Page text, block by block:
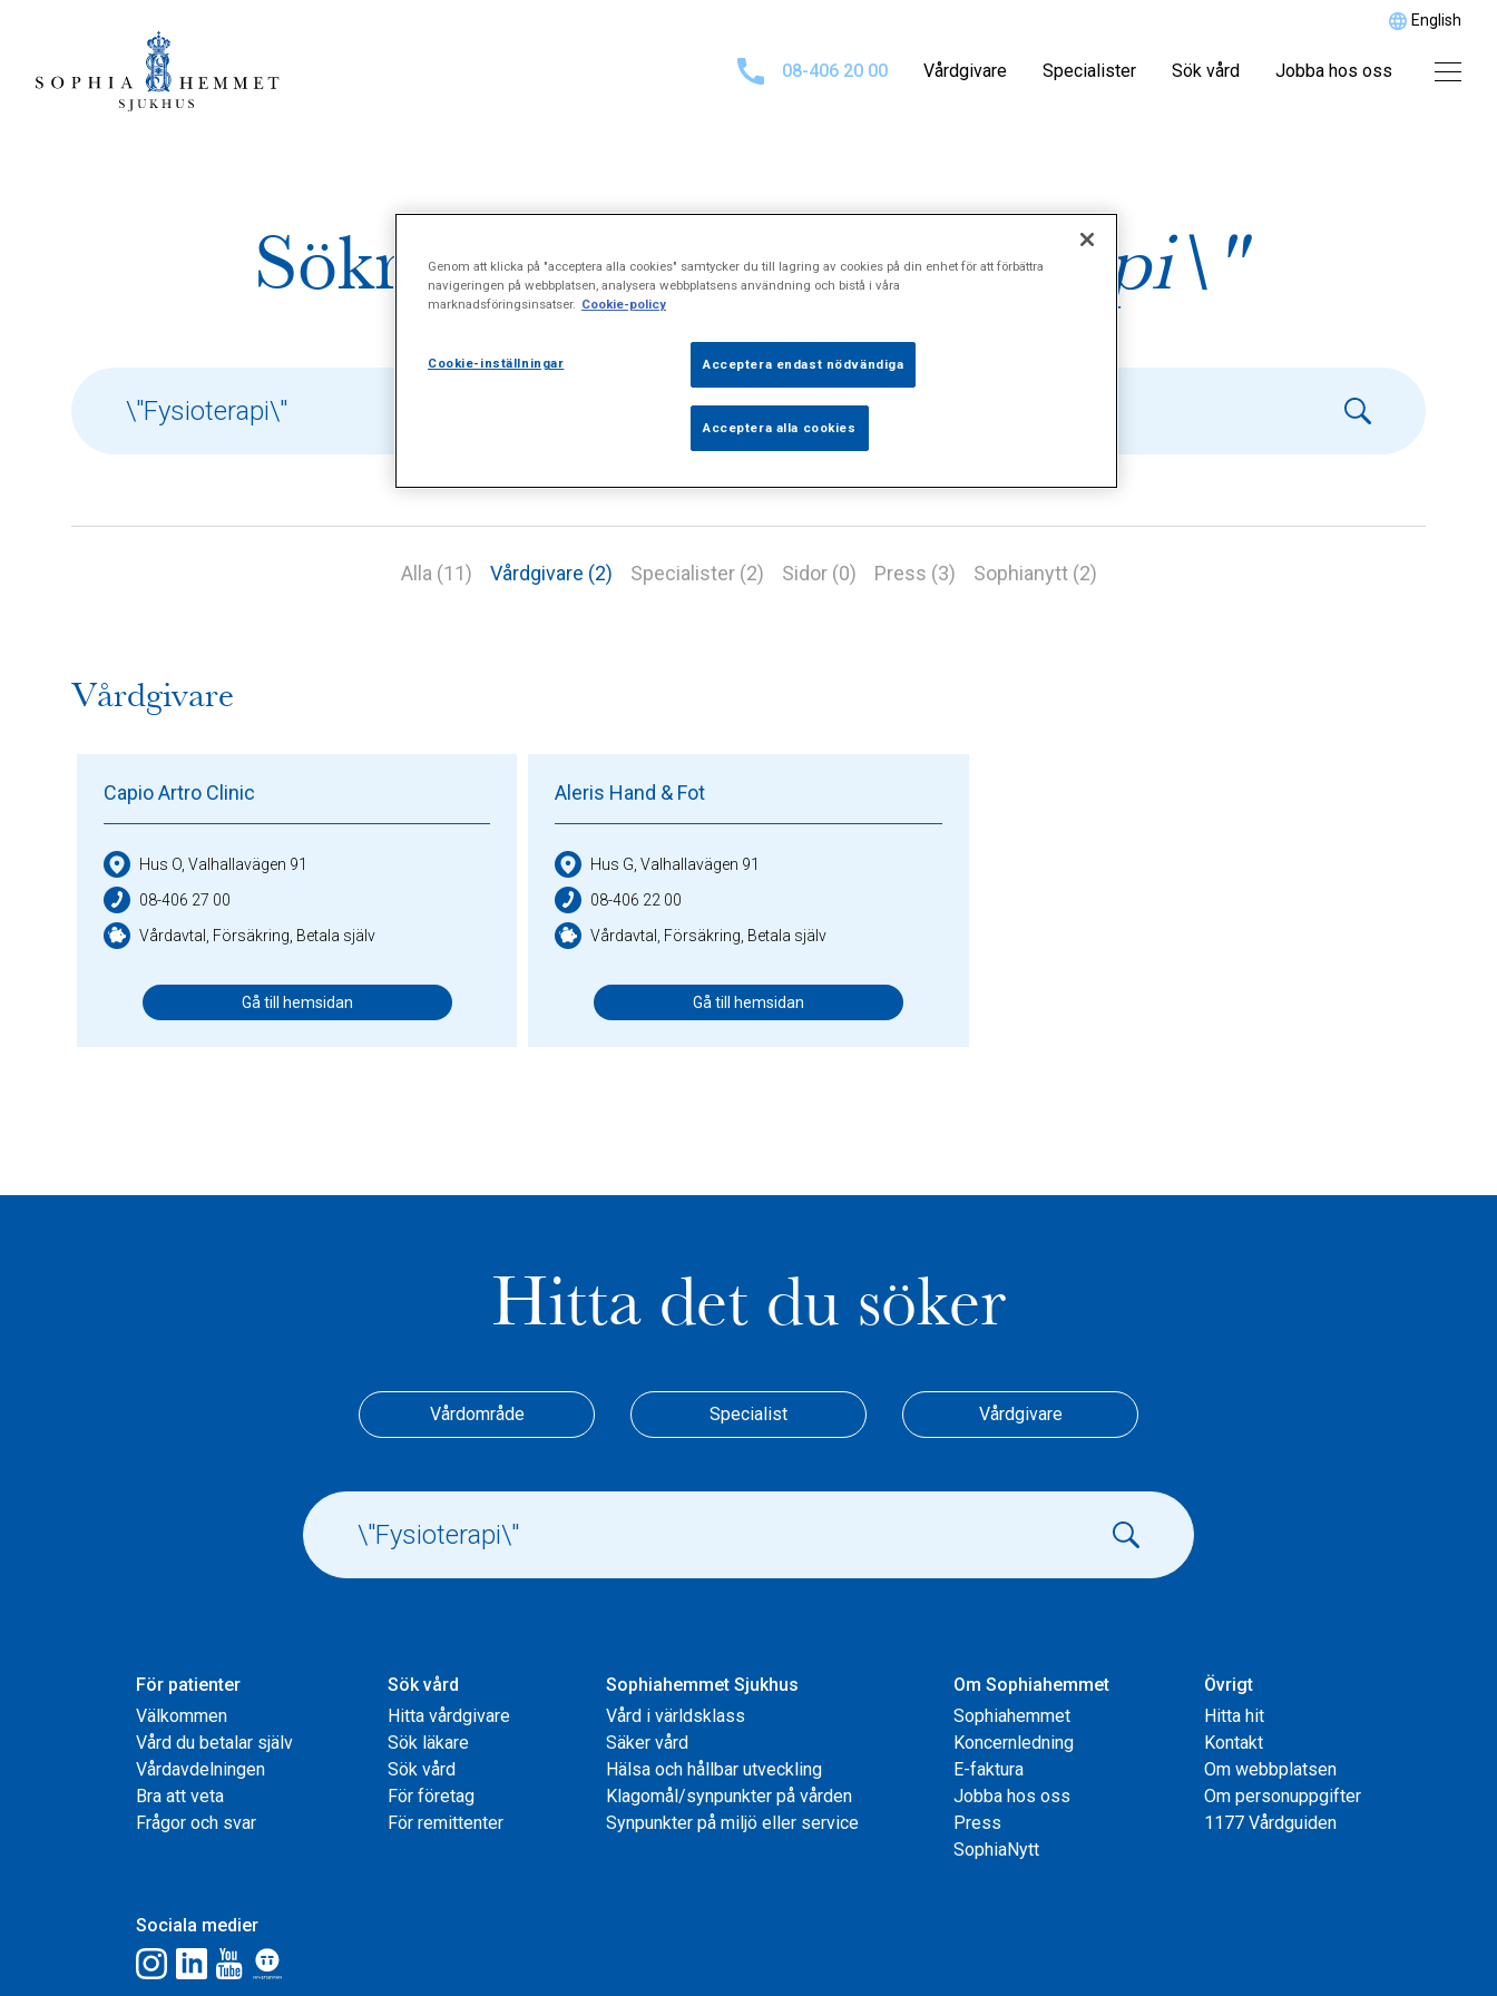
English
08-406 20 00 Vårdgivare Specialister Sök vård Jobba hos oss
Sökresultat för\"Fysioterapi\"
Alla (11) Vårdgivare (2) Specialister (2) Sidor (0) Press (3) Sophianytt (2)
Vårdgivare
Capio Artro Clinic
Hus O, Valhallavägen 91
08-406 27 00
Vårdavtal, Försäkring, Betala själv
Gå till hemsidan
Aleris Hand & Fot
Hus G, Valhallavägen 91
08-406 22 00
Vårdavtal, Försäkring, Betala själv
Gå till hemsidan
Hitta det du söker
Vårdområde Specialist Vårdgivare
För patienter
Välkommen
Vård du betalar själv
Vårdavdelningen
Bra att veta
Frågor och svar
Sök vård
Hitta vårdgivare
Sök läkare
Sök vård
För företag
För remittenter
Sophiahemmet Sjukhus
Vård i världsklass
Säker vård
Hälsa och hållbar utveckling
Klagomål/synpunkter på vården
Synpunkter på miljö eller service
Om Sophiahemmet
Sophiahemmet
Koncernledning
E-faktura
Jobba hos oss
Press
SophiaNytt
Övrigt
Hitta hit
Kontakt
Om webbplatsen
Om personuppgifter
1177 Vårdguiden
Sociala medier
Genom att klicka på "acceptera alla cookies" samtycker du till lagring av cookies på din enhet för att förbättra
navigeringen på webbplatsen, analysera webbplatsens användning och bistå i våra
marknadsföringsinsatser. Cookie-policy
Cookie-inställningar Acceptera endast nödvändiga
Acceptera alla cookies